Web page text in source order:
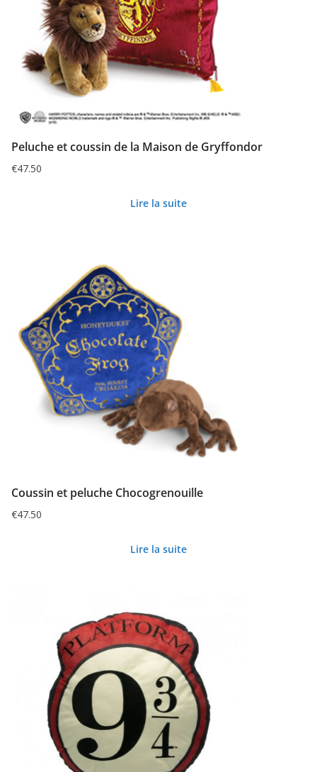
Peluche et coussin de la Maison de Gryffondor
€47.50
Lire la suite
Coussin et peluche Chocogrenouille
€47.50
Lire la suite